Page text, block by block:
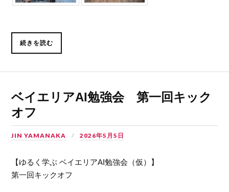
続きを読む
ベイエリアAI勉強会 第一回キック
オフ
JIN YAMANAKA 2026年5月5日
【ゆるく学ぶ ベイエリアAI勉強会（仮）】
第一回キックオフ